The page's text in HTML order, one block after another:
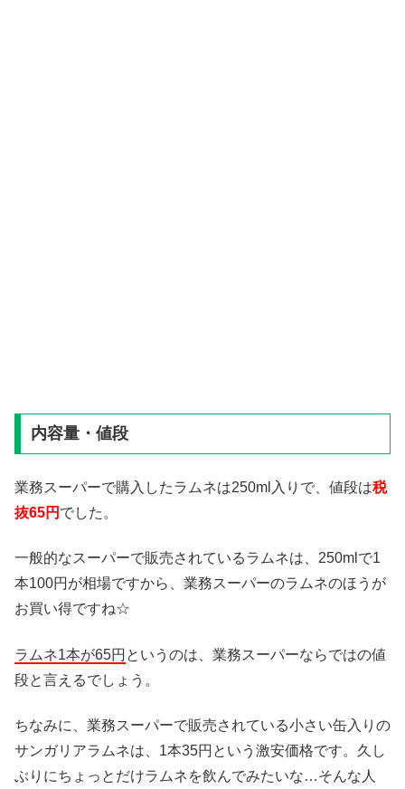
内容量・値段
業務スーパーで購入したラムネは250ml入りで、値段は税
抜65円 でした。
一般的なスーパーで販売されているラムネは、250mlで1
本100円が相場ですから、業務スーパーのラムネのほうが
お買い得ですね☆
ラムネ1本が65円 というのは、業務スーパーならではの値
段と言えるでしょう。
ちなみに、業務スーパーで販売されている小さい缶入りの
サンガリアラムネは、1本35円という激安価格です。久し
ぶりにちょっとだけラムネを飲んでみたいな…そんな人